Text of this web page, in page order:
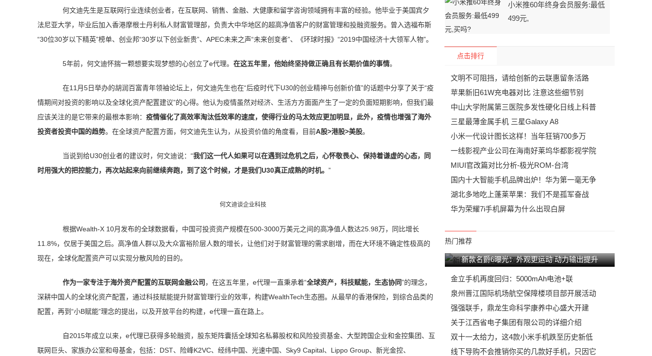
何文迪先生是互联网行业连续创业者，在互联网、销售、金融、大健康和留学咨询领域拥有丰富的经验。他毕业于美国宾夕
法尼亚大学，毕业后加入香港摩根士丹利私人财富管理部，负责大中华地区的超高净值客户的财富管理和投融资服务。曾入选福布斯
“30位30岁以下精英”榜单、创业邦“30岁以下创业新贵”、APEC未来之声“未来创变者”、《环球时报》“2019中国经济十大领军人物”。
5年前，何文迪怀揣一颗想要实现梦想的心创立了e代理。 在这五年里，他始终坚持做正确且有长期价值的事情。
在11月5日举办的胡润百富青年领袖论坛上，何文迪先生也在“后疫时代下U30的创业精神与创新价值”的话题中分享了关于“疫
情期间对投资的影响以及全球化资产配置建议”的心得。他认为疫情虽然对经济、生活方方面面产生了一定的负面短期影响，但我们最
应该关注的是它带来的最根本影响： 疫情催化了高效率淘汰低效率的速度，使得行业的马太效应更加明显，此外，疫情也增强了海外
投资者投资中国的趋势。在全球资产配置方面，何文迪先生认为，从投资价值的角度看，目前A股>港股>美股。
当说到给U30创业者的建议时，何文迪说：“我们这一代人如果可以在遇到过危机之后，心怀敬畏心、保持着谦虚的心态，同
时用强大的把控能力，再次站起来向前继续奔跑，到了这个时候，才是我们U30真正成熟的时机。 ”
何文迪谈企业科技
根据Wealth-X 10月发布的全球数据看，中国可投资资产规模在500-3000万美元之间的高净值人数达25.98万，同比增长
11.8%，仅居于美国之后。高净值人群以及大众富裕阶层人数的增长，让他们对于财富管理的需求剧增，而在大环境不确定性极高的
现在，全球化配置资产可以实现分散风险的目的。
作为一家专注于海外资产配置的互联网金融公司 ，在这五年里，e代理一直秉承着“全球资产，科技赋能，生态协同”的理念，
深耕中国人的全球化资产配置，通过科技赋能提升财富管理行业的效率，构建WealthTech生态圈。从最早的香港保险，到综合品类的
配置，再到“小B赋能”理念的提出，以及开放平台的构建，e代理一直在路上。
自2015年成立以来，e代理已获得多轮融资，股东矩阵囊括全球知名私募股权和风险投资基金、大型跨国企业和金控集团、互
联网巨头、家族办公室和母基金，包括：DST、险峰K2VC、经纬中国、光速中国、Sky9 Capital、Lippo Group、新光金控、
小米推60年终身会员服务:最低
499元,
点击排行
文明不可阻挡，请给创新的云联惠留条活路
苹果新旧61W充电器对比 注意这些细节别
中山大学附属第三医院多发性硬化日线上科普
三星最薄金属手机 三星Galaxy A8
小米一代设计图长这样！当年狂销700多万
一线影视产业公司在海南好莱坞华都影视学院
MIUI官改篇对比分析-极光ROM-台湾
国内十大智能手机品牌出炉！华为第一毫无争
湖北多地吃上蓬莱苹果：我们不是孤军奋战
华为荣耀7i手机屏幕为什么出现白屏
热门推荐
新款名爵6曝光：外观更运动 动力输出提升
金立手机再度回归：5000mAh电池+联
泉州晋江国际机场航空保障楼项目部开展活动
强强联手，鼎龙生命科学康养中心盛大开建
关于江西省电子集团有限公司的详细介绍
双十一太给力，这4款小米手机跌至历史新低
线下导购不会推销你买的几款好手机，只因它